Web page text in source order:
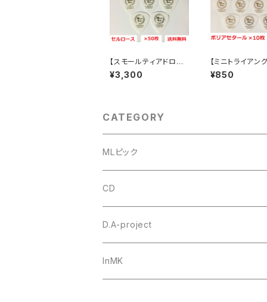
【スモールティアドロッ
プ】セルロース ピック ×
50枚 MLピック【送料込
¥3,300
【ミニトライアン
4 ポリアセター
×10枚 MLピック
¥850
CATEGORY
MLピック
#4 ミニトライアングル
セルロース
ポリアセタール
ウルテム
Triangle トライアングル オニギリ
＃1 トライアングル
CD
トゥクトゥクスキップ
goh
D.A-project
オリジナル
InMK